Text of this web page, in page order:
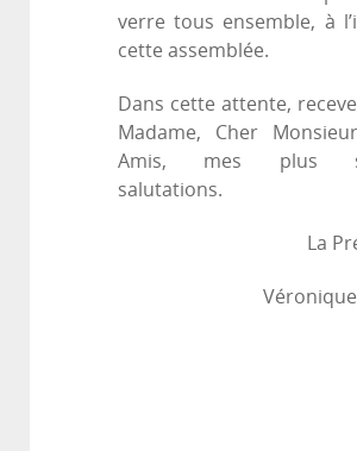
verre tous ensemble, à
cette assemblée.
Dans cette attente,
Madame, Cher
Amis, mes plus
salutations.
La